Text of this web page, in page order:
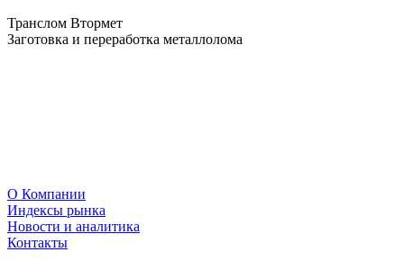
Транслом Втормет
Заготовка и переработка металлолома
О Компании
Индексы рынка
Новости и аналитика
Контакты